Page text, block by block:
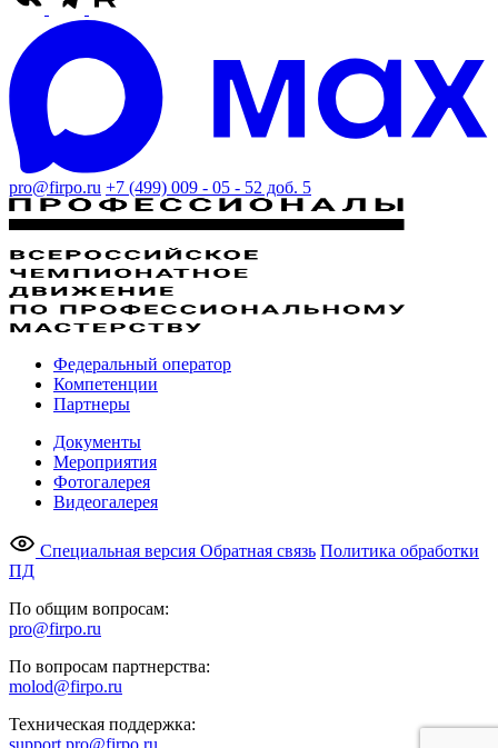
pro@firpo.ru +7 (499) 009 - 05 - 52 доб. 5
Федеральный оператор
Компетенции
Партнеры
Документы
Мероприятия
Фотогалерея
Видеогалерея
Специальная версия Обратная связь Политика обработки
ПД
По общим вопросам:
pro@firpo.ru
По вопросам партнерства:
molod@firpo.ru
Техническая поддержка:
support.pro@firpo.ru